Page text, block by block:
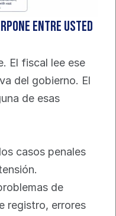
entre usted
El fiscal lee ese
del gobierno. El
de esas
casos penales
de
registro, errores